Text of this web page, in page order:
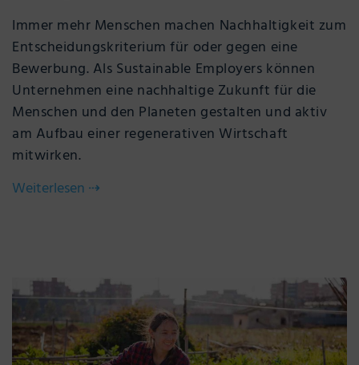
Immer mehr Menschen machen Nachhaltigkeit zum
Entscheidungskriterium für oder gegen eine
Bewerbung. Als Sustainable Employers können
Unternehmen eine nachhaltige Zukunft für die
Menschen und den Planeten gestalten und aktiv
am Aufbau einer regenerativen Wirtschaft
mitwirken.
Weiterlesen ⇢